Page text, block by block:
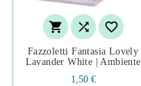
  
Fazzoletti Fantasia Lovely
Lavander White | Ambiente
1,50 €